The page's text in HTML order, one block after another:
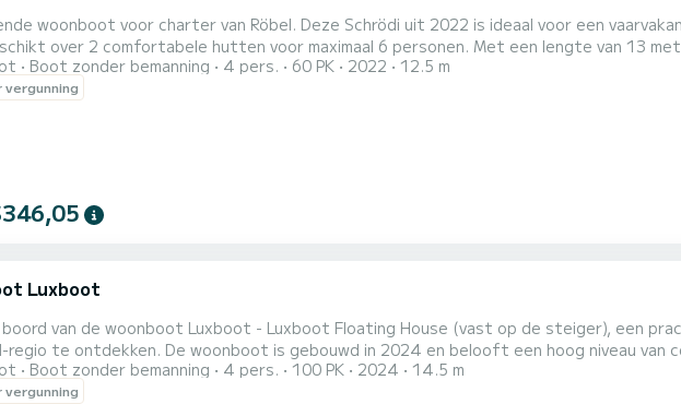
woonboot voor charter van Röbel. Deze Schrödi uit 2022 is ideaal voor een
over 2 comfortabele hutten voor maximaal 6 personen. Met een lengte van 13
de ideale metgezel voor een onvergetelijke vaarvakantie in de omgeving van Röbel. Voor uw comfort beschikt
Boot zonder bemanning 4 pers. 60 PK 2022 12.5 m
vergunning
Luxboot
boord van de woonboot Luxboot - Luxboot Floating House (vast op de steiger), een
te ontdekken. De woonboot is gebouwd in 2024 en belooft een hoog niveau van comfort op
en heeft 100 pk. Met zijn 2 hutten is het schip geschikt voor maximaal 6 personen voor een reis.
Boot zonder bemanning 4 pers. 100 PK 2024 14.5 m
vergunning